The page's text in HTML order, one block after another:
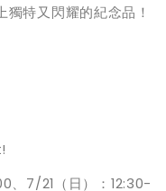
特又閃耀的紀念品！
、7/21（日）：12:30-